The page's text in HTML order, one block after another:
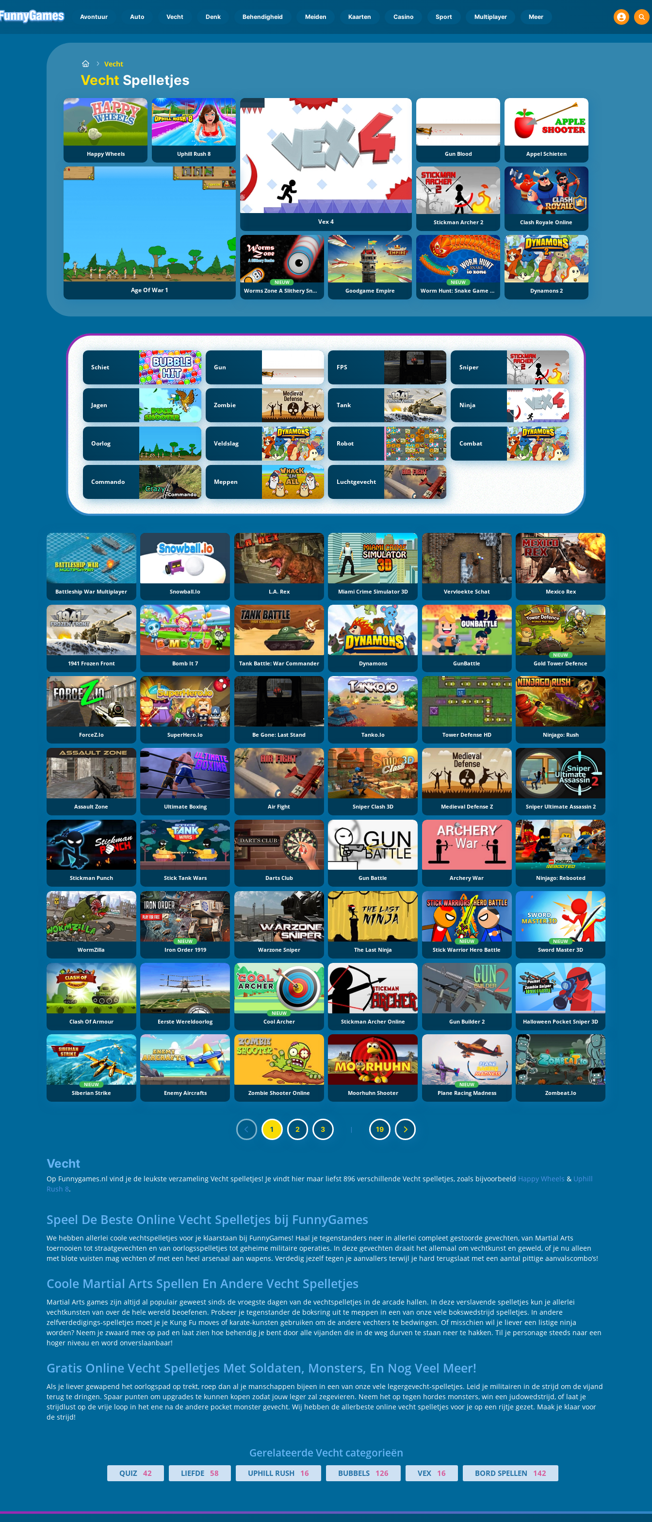
Avontuur Auto Vecht Denk Behendigheid Meiden Kaarten Casino Sport Multiplayer Meer
Vecht
Vecht Spelletjes
Happy Wheels Uphill Rush 8
Vex 4
Gun Blood Appel Schieten
Age Of War 1
Stickman Archer 2 Clash Royale Online
NIEUW
Worms Zone A Slithery Snake Goodgame Empire
NIEUW
Worm Hunt: Snake Game IO Zone Dynamons 2
Schiet Gun FPS Sniper
Jagen Zombie Tank Ninja
Oorlog Veldslag Robot Combat
Commando Meppen Luchtgevecht
Battleship War Multiplayer Snowball.io L.A. Rex Miami Crime Simulator 3D Vervloekte Schat Mexico Rex
1941 Frozen Front Bomb It 7 Tank Battle: War Commander Dynamons GunBattle
NIEUW
Gold Tower Defence
ForceZ.io SuperHero.io Be Gone: Last Stand Tanko.io Tower Defense HD Ninjago: Rush
Assault Zone Ultimate Boxing Air Fight Sniper Clash 3D Medieval Defense Z Sniper Ultimate Assassin 2
Stickman Punch Stick Tank Wars Darts Club Gun Battle Archery War Ninjago: Rebooted
WormZilla
NIEUW
Iron Order 1919 Warzone Sniper The Last Ninja
NIEUW
Stick Warrior Hero Battle
NIEUW
Sword Master 3D
Clash Of Armour Eerste Wereldoorlog
NIEUW
Cool Archer Stickman Archer Online Gun Builder 2 Halloween Pocket Sniper 3D
NIEUW
Siberian Strike Enemy Aircrafts Zombie Shooter Online Moorhuhn Shooter
NIEUW
Plane Racing Madness Zombeat.io
1 2 3 | 19
Vecht
Op Funnygames.nl vind je de leukste verzameling Vecht spelletjes! Je vindt hier maar liefst 896 verschillende Vecht spelletjes, zoals bijvoorbeeld Happy Wheels & Uphill
Rush 8.
Speel De Beste Online Vecht Spelletjes bij FunnyGames
We hebben allerlei coole vechtspelletjes voor je klaarstaan bij FunnyGames! Haal je tegenstanders neer in allerlei compleet gestoorde gevechten, van Martial Arts
toernooien tot straatgevechten en van oorlogsspelletjes tot geheime militaire operaties. In deze gevechten draait het allemaal om vechtkunst en geweld, of je nu alleen
met blote vuisten mag vechten of met een heel arsenaal aan wapens. Verdedig jezelf tegen je aanvallers terwijl je hard terugslaat met een aantal pittige aanvalscombo’s!
Coole Martial Arts Spellen En Andere Vecht Spelletjes
Martial Arts games zijn altijd al populair geweest sinds de vroegste dagen van de vechtspelletjes in de arcade hallen. In deze verslavende spelletjes kun je allerlei
vechtkunsten van over de hele wereld beoefenen. Probeer je tegenstander de boksring uit te meppen in een van onze vele bokswedstrijd spelletjes. In andere
zelfverdedigings-spelletjes moet je je Kung Fu moves of karate-kunsten gebruiken om de andere vechters te bedwingen. Of misschien wil je liever een listige ninja
worden? Neem je zwaard mee op pad en laat zien hoe behendig je bent door alle vijanden die in de weg durven te staan neer te hakken. Til je personage steeds naar een
hoger niveau en word onverslaanbaar!
Gratis Online Vecht Spelletjes Met Soldaten, Monsters, En Nog Veel Meer!
Als je liever gewapend het oorlogspad op trekt, roep dan al je manschappen bijeen in een van onze vele legergevecht-spelletjes. Leid je militairen in de strijd om de vijand
terug te dringen. Spaar punten om upgrades te kunnen kopen zodat jouw leger zal zegevieren. Neem het op tegen hordes monsters, win een judowedstrijd, of laat je
strijdlust op de vrije loop in het ene na de andere pocket monster gevecht. Wij hebben de allerbeste online vecht spelletjes voor je op een rijtje gezet. Maak je klaar voor
de strijd!
Gerelateerde Vecht categorieën
QUIZ 42 LIEFDE 58 UPHILL RUSH 16 BUBBELS 126 VEX 16 BORD SPELLEN 142